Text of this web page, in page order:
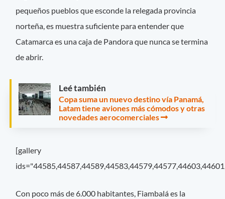
pequeños pueblos que esconde la relegada provincia
norteña, es muestra suficiente para entender que
Catamarca es una caja de Pandora que nunca se termina
de abrir.
Leé también
Copa suma un nuevo destino vía Panamá,
Latam tiene aviones más cómodos y otras
novedades aerocomerciales
[gallery
Con poco más de 6.000 habitantes, Fiambalá es la